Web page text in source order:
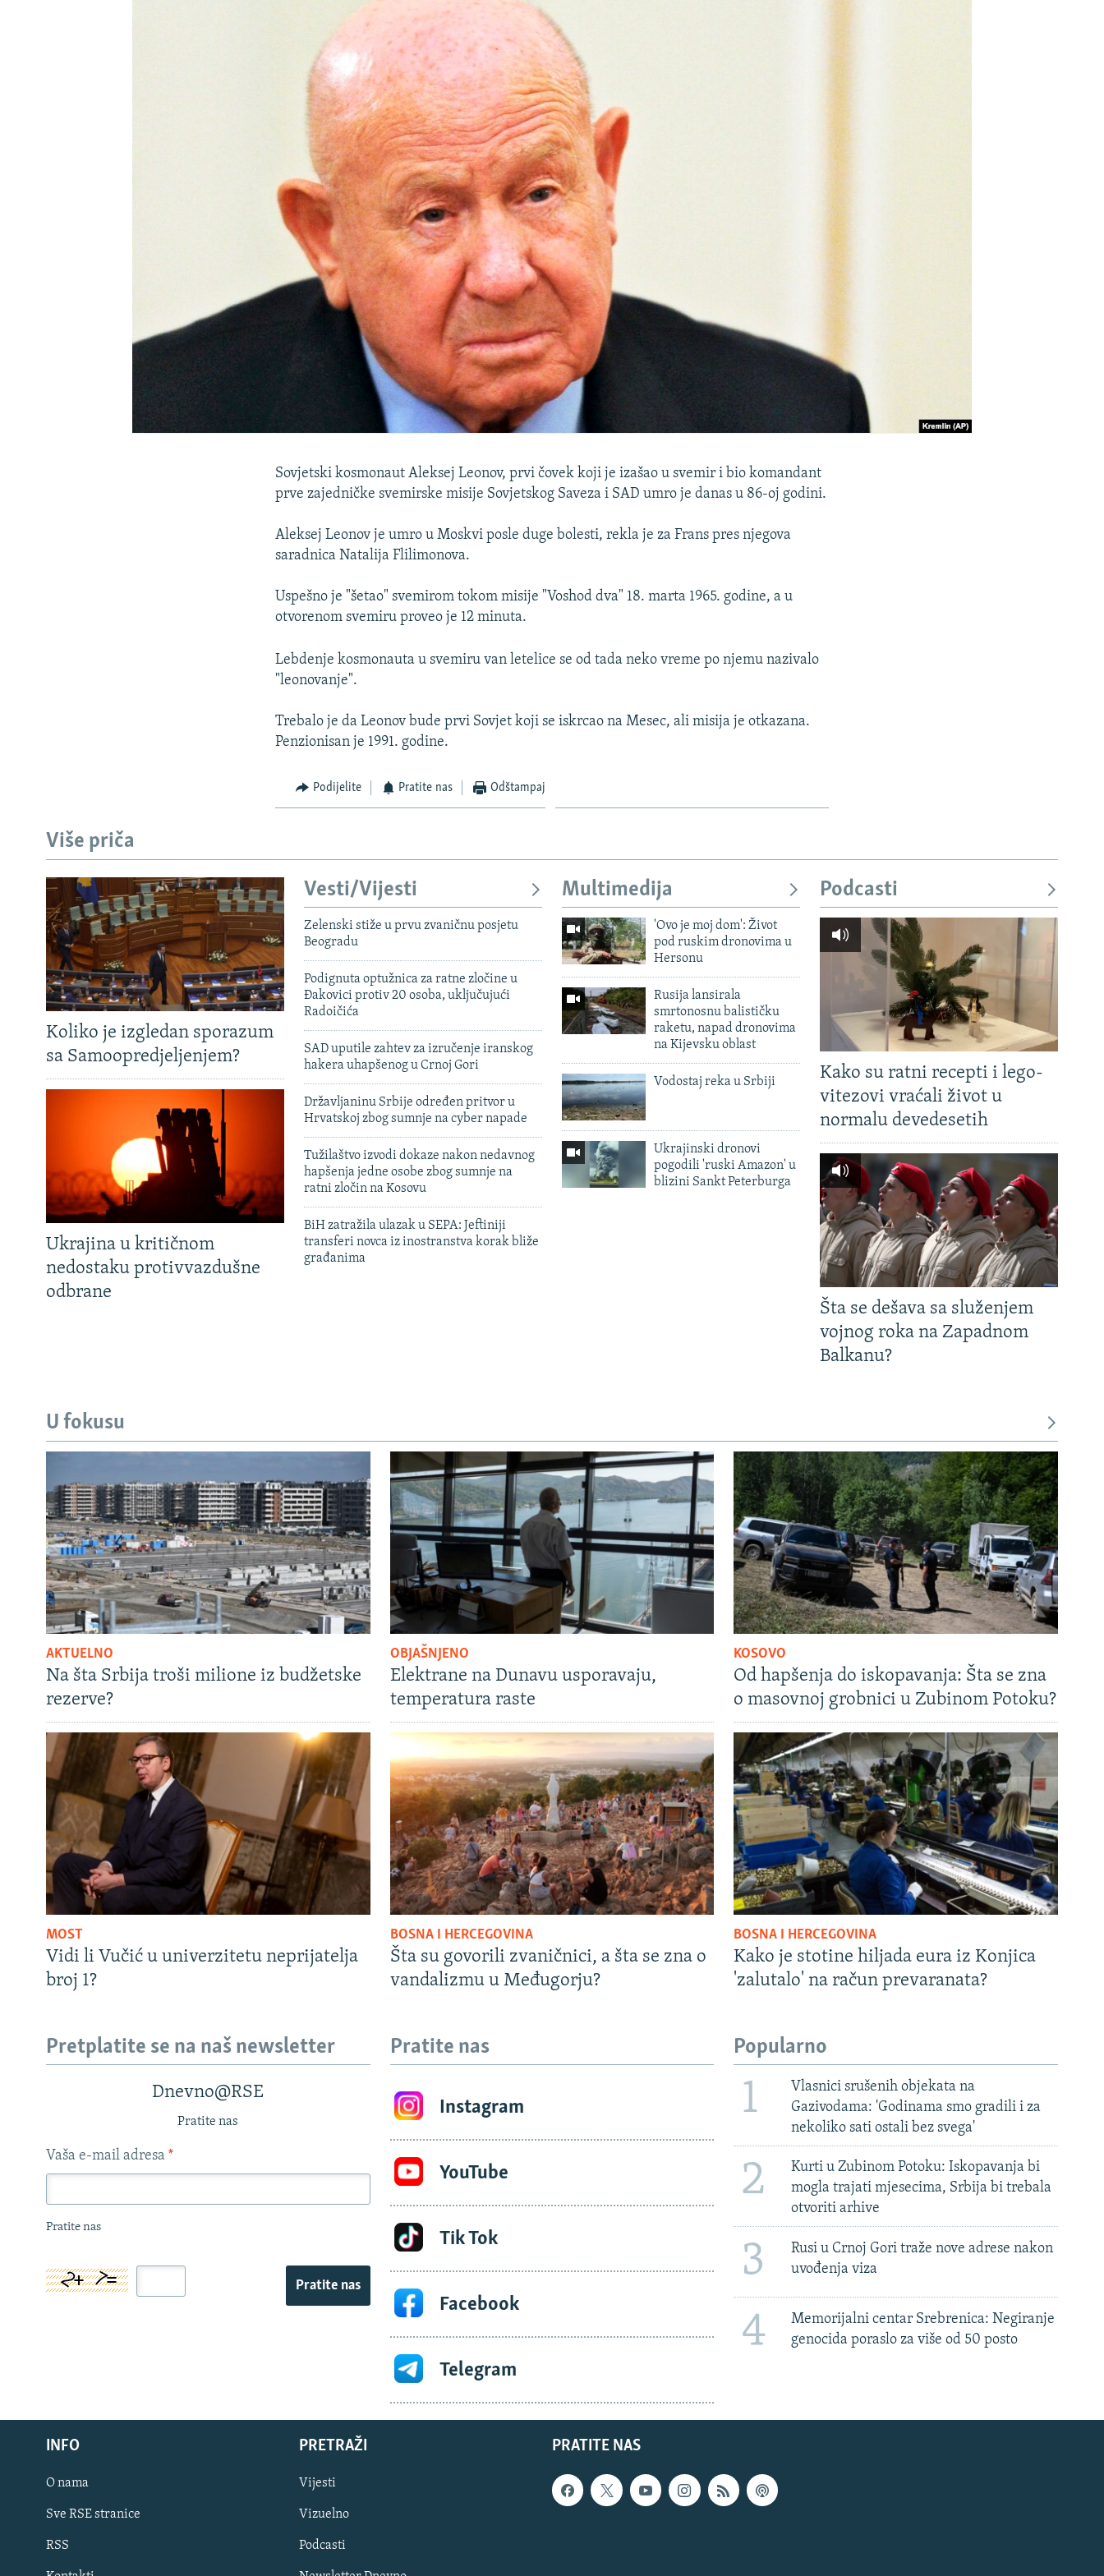
NASTANAK I RASPAD JUGOSLAVIJE
Sovjetski kosmonaut Aleksej Leonov, prvi čovek koji je izašao u svemir i bio komandant
prve zajedničke svemirske misije Sovjetskog Saveza i SAD umro je danas u 86-oj godini.
Aleksej Leonov je umro u Moskvi posle duge bolesti, rekla je za Frans pres njegova
saradnica Natalija Flilimonova.
Uspešno je "šetao" svemirom tokom misije "Voshod dva" 18. marta 1965. godine, a u
otvorenom svemiru proveo je 12 minuta.
Lebdenje kosmonauta u svemiru van letelice se od tada neko vreme po njemu nazivalo
"leonovanje".
Trebalo je da Leonov bude prvi Sovjet koji se iskrcao na Mesec, ali misija je otkazana.
Penzionisan je 1991. godine.
Podijelite Pratite nas Odštampaj
Više priča
Koliko je izgledan sporazum
sa Samoopredjeljenjem?
Ukrajina u kritičnom
nedostaku protivvazdušne
odbrane
Vesti/Vijesti
Zelenski stiže u prvu zvaničnu posjetu
Beogradu
Podignuta optužnica za ratne zločine u
Đakovici protiv 20 osoba, uključujući
Radoičića
SAD uputile zahtev za izručenje iranskog
hakera uhapšenog u Crnoj Gori
Državljaninu Srbije određen pritvor u
Hrvatskoj zbog sumnje na cyber napade
Tužilaštvo izvodi dokaze nakon nedavnog
hapšenja jedne osobe zbog sumnje na
ratni zločin na Kosovu
BiH zatražila ulazak u SEPA: Jeftiniji
transferi novca iz inostranstva korak bliže
građanima
Multimedija
'Ovo je moj dom': Život
pod ruskim dronovima u
Hersonu
Rusija lansirala
smrtonosnu balističku
raketu, napad dronovima
na Kijevsku oblast
Vodostaj reka u Srbiji
Ukrajinski dronovi
pogodili 'ruski Amazon' u
blizini Sankt Peterburga
Podcasti
Kako su ratni recepti i lego-
vitezovi vraćali život u
normalu devedesetih
Šta se dešava sa služenjem
vojnog roka na Zapadnom
Balkanu?
U fokusu
AKTUELNO
Na šta Srbija troši milione iz budžetske
rezerve?
OBJAŠNJENO
Elektrane na Dunavu usporavaju,
temperatura raste
KOSOVO
Od hapšenja do iskopavanja: Šta se zna
o masovnoj grobnici u Zubinom Potoku?
MOST
Vidi li Vučić u univerzitetu neprijatelja
broj 1?
BOSNA I HERCEGOVINA
Šta su govorili zvaničnici, a šta se zna o
vandalizmu u Međugorju?
BOSNA I HERCEGOVINA
Kako je stotine hiljada eura iz Konjica
'zalutalo' na račun prevaranata?
Pretplatite se na naš newsletter
Dnevno@RSE
Pratite nas
Vaša e-mail adresa *
Pratite nas
Pratite nas
Pratite nas
Instagram
YouTube
Tik Tok
Facebook
Telegram
Popularno
1
Vlasnici srušenih objekata na
Gazivodama: 'Godinama smo gradili i za
nekoliko sati ostali bez svega'
2
Kurti u Zubinom Potoku: Iskopavanja bi
mogla trajati mjesecima, Srbija bi trebala
otvoriti arhive
3
Rusi u Crnoj Gori traže nove adrese nakon
uvođenja viza
4
Memorijalni centar Srebrenica: Negiranje
genocida poraslo za više od 50 posto
PRATITE NAS
INFO
O nama
Sve RSE stranice
RSS
PRETRAŽI
Vijesti
Vizuelno
Podcasti